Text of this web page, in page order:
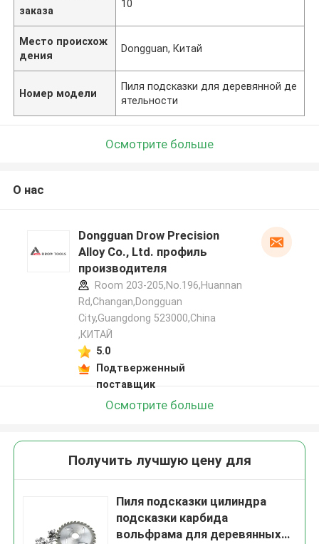
заказа
10
Место происхож
дения
Dongguan, Китай
Номер модели
Пиля подсказки для деревянной де
ятельности
Осмотрите больше
О нас
Dongguan Drow Precision
Alloy Co., Ltd. профиль
производителя
Room 203-205,No.196,Huannan
Rd,Changan,Dongguan
City,Guangdong 523000,China
,КИТАЙ
5.0
Подтверженный
поставщик
Осмотрите больше
Получить лучшую цену для
Пиля подсказки цилиндра
подсказки карбида
вольфрама для деревянных